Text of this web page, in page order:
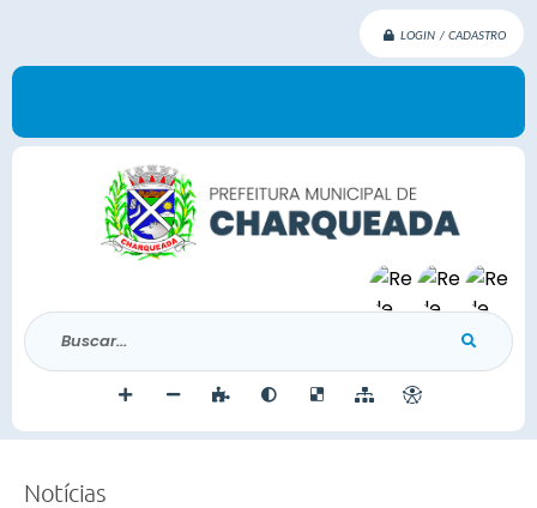
LOGIN / CADASTRO
Buscar...
Notícias